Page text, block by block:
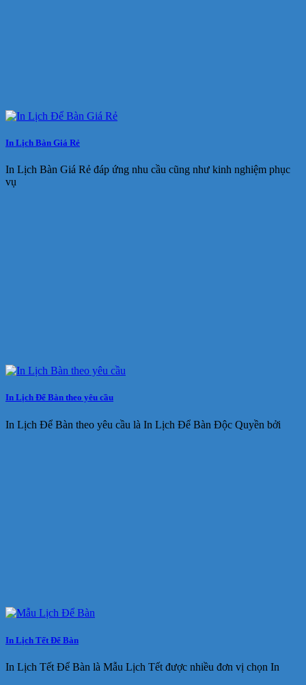
In Lịch Bàn Giá Rẻ
In Lịch Bàn Giá Rẻ đáp ứng nhu cầu cũng như kinh nghiệm phục
vụ
In Lịch Để Bàn theo yêu cầu
In Lịch Để Bàn theo yêu cầu là In Lịch Để Bàn Độc Quyền bởi
In Lịch Tết Để Bàn
In Lịch Tết Để Bàn là Mẫu Lịch Tết được nhiều đơn vị chọn In